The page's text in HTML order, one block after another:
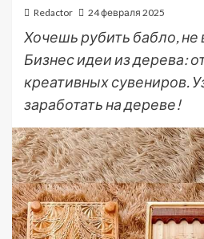
Redactor 24 февраля 2025
Хочешь рубить бабло, не
Бизнес идеи из дерева:
креативных сувениров.
заработать на дереве!